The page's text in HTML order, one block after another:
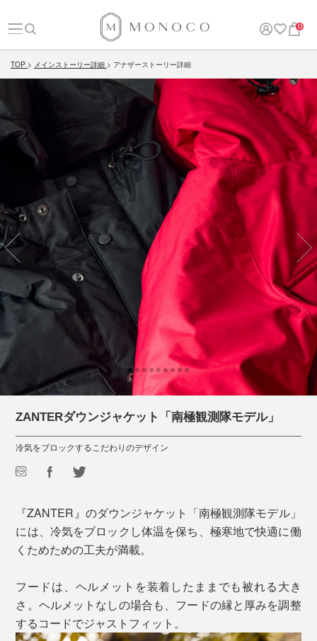
0
TOP メインストーリー詳細 アナザーストーリー詳細
ZANTERダウンジャケット「南極観測隊モデル」
冷気をブロックするこだわりのデザイン
『ZANTER』のダウンジャケット「南極観測隊モデル」
には、冷気をブロックし体温を保ち、極寒地で快適に働
くためための工夫が満載。
フードは、ヘルメットを装着したままでも被れる大き
さ。ヘルメットなしの場合も、フードの縁と厚みを調整
するコードでジャストフィット。